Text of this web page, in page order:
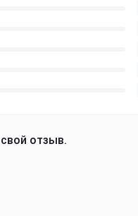
отзыв.